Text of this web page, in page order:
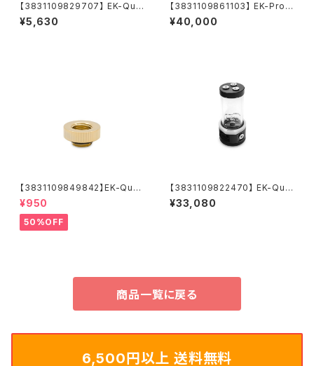
【3831109829707】 EK-Qua
ntum Torque Drain Valve -
Black
¥5,630
【3831109861103】 EK-Pro
CPU WB 4677 Ni + Acetal
¥40,000
【3831109849842】EK-Quan
tum Torque Extender Stati
c MF 7 - Gold
¥950
50%OFF
【3831109822470】 EK-Qua
ntum Kinetic TBE 200 D5 B
ody D-RGB - Acetal
¥33,080
商品一覧に戻る
6,500円以上 送料無料